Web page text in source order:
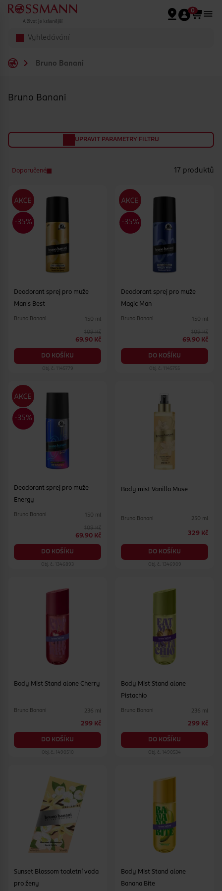
Přeskočit na hlavmní obsah
0
Bruno Banani
Bruno Banani
UPRAVIT PARAMETRY FILTRU
Doporučené 17 produktů
Deodorant sprej pro muže
Man's Best
Bruno Banani 150 ml
109 Kč
69.90 Kč
DO KOŠÍKU
Obj. č.: 1145779
Deodorant sprej pro muže
Magic Man
Bruno Banani 150 ml
109 Kč
69.90 Kč
DO KOŠÍKU
Obj. č.: 1145755
Deodorant sprej pro muže
Energy
Bruno Banani 150 ml
109 Kč
69.90 Kč
DO KOŠÍKU
Obj. č.: 1346893
Body mist Vanilla Muse
Bruno Banani 250 ml
329 Kč
DO KOŠÍKU
Obj. č.: 1346909
Body Mist Stand alone Cherry
Bruno Banani 236 ml
299 Kč
DO KOŠÍKU
Obj. č.: 1490510
Body Mist Stand alone
Pistachio
Bruno Banani 236 ml
299 Kč
DO KOŠÍKU
Obj. č.: 1490534
Sunset Blossom toaletní voda
pro ženy
Body Mist Stand alone
Banana Bite